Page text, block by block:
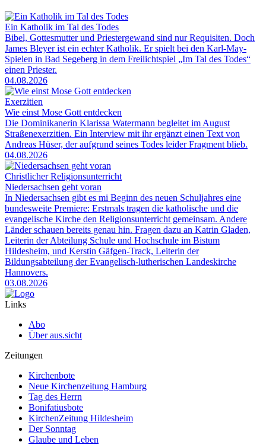
Ein Katholik im Tal des Todes
Bibel, Gottesmutter und Priestergewand sind nur Requisiten. Doch
James Bleyer ist ein echter Katholik. Er spielt bei den Karl-May-
Spielen in Bad Segeberg in dem Freilichtspiel „Im Tal des Todes“
einen Priester.
04.08.2026
Exerzitien
Wie einst Mose Gott entdecken
Die Dominikanerin Klarissa Watermann begleitet im August
Straßenexerzitien. Ein Interview mit ihr ergänzt einen Text von
Andreas Hüser, der aufgrund seines Todes leider Fragment blieb.
04.08.2026
Christlicher Religionsunterricht
Niedersachsen geht voran
In Niedersachsen gibt es mi Beginn des neuen Schuljahres eine
bundesweite Premiere: Erstmals tragen die katholische und die
evangelische Kirche den Religionsunterricht gemeinsam. Andere
Länder schauen bereits genau hin. Fragen dazu an Katrin Gladen,
Leiterin der Abteilung Schule und Hochschule im Bistum
Hildesheim, und Kerstin Gäfgen-Track, Leiterin der
Bildungsabteilung der Evangelisch-lutherischen Landeskirche
Hannovers.
03.08.2026
Links
Abo
Über aus.sicht
Zeitungen
Kirchenbote
Neue Kirchenzeitung Hamburg
Tag des Herrn
Bonifatiusbote
KirchenZeitung Hildesheim
Der Sonntag
Glaube und Leben